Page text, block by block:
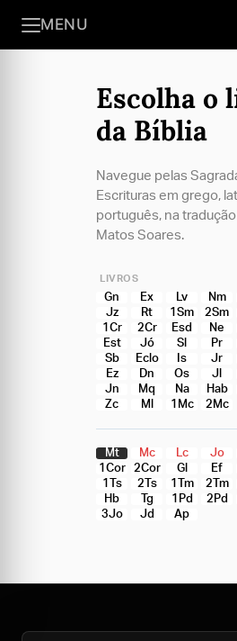
MENU
Escolha o
da Bíblia
Navegue pelas
Escrituras em grego,
português, na tradução
Matos Soares.
LIVROS
Gn Ex Lv Nm
Jz
Rt 1Sm 2Sm
1Cr
2Cr Esd Ne
Est
Jó Sl Pr
Sb
Eclo Is Jr
Ez
Dn Os Jl
Jn
Mq Na Hab
Zc
Ml 1Mc 2Mc
Mt Mc Lc Jo
1Cor
2Cor Gl Ef
1Ts
2Ts 1Tm 2Tm
Hb
Tg 1Pd 2Pd
3Jo
Jd Ap